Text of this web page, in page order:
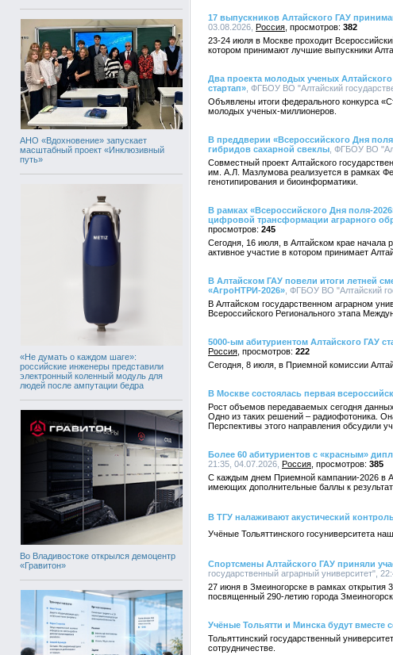
АНО «Вдохновение» запускает
масштабный проект «Инклюзивный
путь»
«Не думать о каждом шаге»:
российские инженеры представили
электронный коленный модуль для
людей после ампутации бедра
Во Владивостоке открылся демоцентр
«Гравитон»
17 выпускников Алтайского ГАУ
03.08.2026, Россия
382
23-24 июля в Москве проходит
котором принимают лучшие выпускники
Два проекта молодых ученых
стартап» , ФГБОУ ВО "Алтайский
Объявлены итоги федерального конкурса
молодых ученых-миллионеров.
В преддверии «Всероссийского Дня
гибридов сахарной свеклы , ФГБОУ ВО
Совместный проект Алтайского
им. А.Л. Мазлумова реализуется в рамках
генотипирования и биоинформатики.
В рамках «Всероссийского Дня поля-
цифровой трансформации аграрного
245
Сегодня, 16 июля, в Алтайском крае начала
активное участие в котором принимает
В Алтайском ГАУ повели итоги летней
«АгроНТРИ-2026» , ФГБОУ ВО "Алтайский
В Алтайском государственном аграрном
Всероссийского Регионального этапа
5000-ым абитуриентом Алтайского ГАУ
Россия
222
Сегодня, 8 июля, в Приемной комиссии
В Москве состоялась первая
Рост объемов передаваемых сегодня данных
Одно из таких решений – радиофотоника.
Перспективы этого направления обсудили
Более 60 абитуриентов с «красным»
21:35, 04.07.2026, Россия
385
С каждым днем Приемной кампании-2026 в
имеющих дополнительные баллы к
В ТГУ налаживают акустический
Учёные Тольяттинского госуниверситета
Спортсмены Алтайского ГАУ приняли
государственный аграрный университет",
27 июня в Змеиногорске в рамках открытия
посвященный 290-летию города
Учёные Тольятти и Минска будут вместе
Тольяттинский государственный
сотрудничестве.